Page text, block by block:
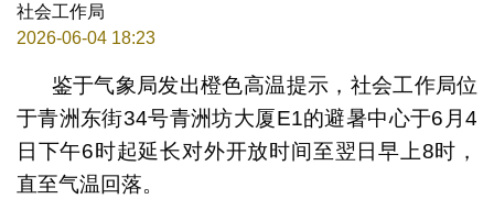
社会工作局
2026-06-04 18:23
鉴于气象局发出橙色高温提示，社会工作局位
于青洲东街34号青洲坊大厦E1的避暑中心于6月4
日下午6时起延长对外开放时间至翌日早上8时，
直至气温回落。